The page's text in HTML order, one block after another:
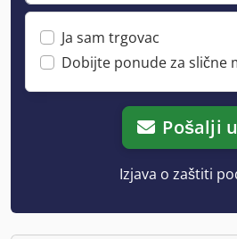
Ja sam trgovac
Dobijte ponude za slične
Pošalji
Izjava o zaštiti